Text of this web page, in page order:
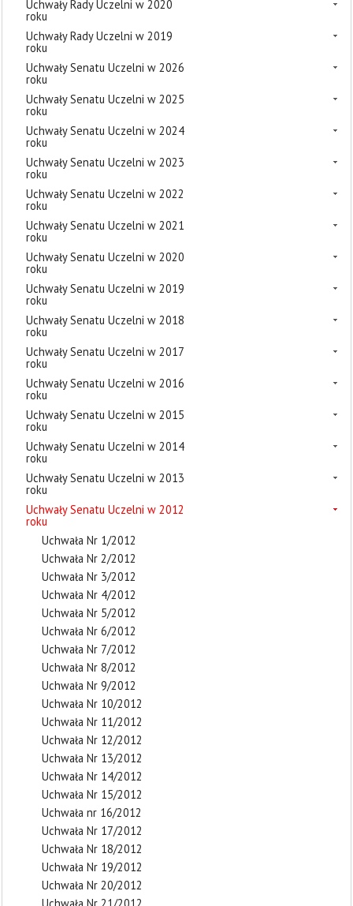
Uchwały Rady Uczelni w 2020
roku
Uchwały Rady Uczelni w 2019
roku
Uchwały Senatu Uczelni w 2026
roku
Uchwały Senatu Uczelni w 2025
roku
Uchwały Senatu Uczelni w 2024
roku
Uchwały Senatu Uczelni w 2023
roku
Uchwały Senatu Uczelni w 2022
roku
Uchwały Senatu Uczelni w 2021
roku
Uchwały Senatu Uczelni w 2020
roku
Uchwały Senatu Uczelni w 2019
roku
Uchwały Senatu Uczelni w 2018
roku
Uchwały Senatu Uczelni w 2017
roku
Uchwały Senatu Uczelni w 2016
roku
Uchwały Senatu Uczelni w 2015
roku
Uchwały Senatu Uczelni w 2014
roku
Uchwały Senatu Uczelni w 2013
roku
Uchwały Senatu Uczelni w 2012
roku
Uchwała Nr 1/2012
Uchwała Nr 2/2012
Uchwała Nr 3/2012
Uchwała Nr 4/2012
Uchwała Nr 5/2012
Uchwała Nr 6/2012
Uchwała Nr 7/2012
Uchwała Nr 8/2012
Uchwała Nr 9/2012
Uchwała Nr 10/2012
Uchwała Nr 11/2012
Uchwała Nr 12/2012
Uchwała Nr 13/2012
Uchwała Nr 14/2012
Uchwała Nr 15/2012
Uchwała nr 16/2012
Uchwała Nr 17/2012
Uchwała Nr 18/2012
Uchwała Nr 19/2012
Uchwała Nr 20/2012